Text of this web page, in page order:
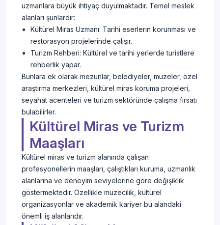
uzmanlara büyük ihtiyaç duyulmaktadır. Temel meslek
alanları şunlardır:
Kültürel Miras Uzmanı: Tarihi eserlerin korunması ve
restorasyon projelerinde çalışır.
Turizm Rehberi: Kültürel ve tarihi yerlerde turistlere
rehberlik yapar.
Bunlara ek olarak mezunlar, belediyeler, müzeler, özel
araştırma merkezleri, kültürel miras koruma projeleri,
seyahat acenteleri ve turizm sektöründe çalışma fırsatı
bulabilirler.
Kültürel Miras ve Turizm
Maaşları
Kültürel miras ve turizm alanında çalışan
profesyonellerin maaşları, çalıştıkları kuruma, uzmanlık
alanlarına ve deneyim seviyelerine göre değişiklik
göstermektedir. Özellikle müzecilik, kültürel
organizasyonlar ve akademik kariyer bu alandaki
önemli iş alanlarıdır.